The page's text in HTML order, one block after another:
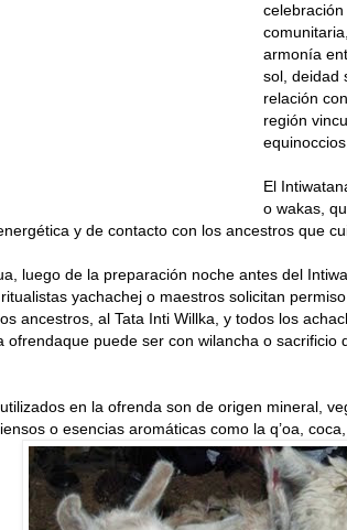
armonía
sol, deidad
relación
región
El
o wakas,
y de contacto con los ancestros que
luego de la preparación noche antes del
yachachej o maestros solicitan
ancestros, al Tata Inti Willka, y todos los
ofrendaque puede ser con wilancha o sacrificio
en la ofrenda son de origen mineral,
o esencias aromáticas como la q’oa,